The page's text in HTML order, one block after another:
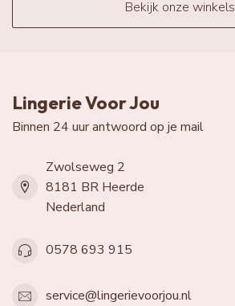
Bekijk onze winkels
Lingerie Voor Jou
Binnen 24 uur antwoord op je mail
Zwolseweg 2
8181 BR Heerde
Nederland
0578 693 915
service@lingerievoorjou.nl